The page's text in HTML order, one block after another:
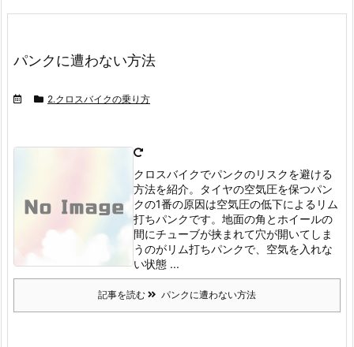
パンクに遭わない方法
2.クロスバイクの乗り方
クロスバイクでパンクのリスクを避ける
方法を紹介。タイヤの空気圧を保つパン
クの1番の原因は空気圧の低下によるリム
打ちパンクです。 地面の角とホイールの
間にチューブが挟まれて穴が開いてしま
うのがリム打ちパンクで、空気を入れな
い状態 ...
記事を読む パンクに遭わない方法